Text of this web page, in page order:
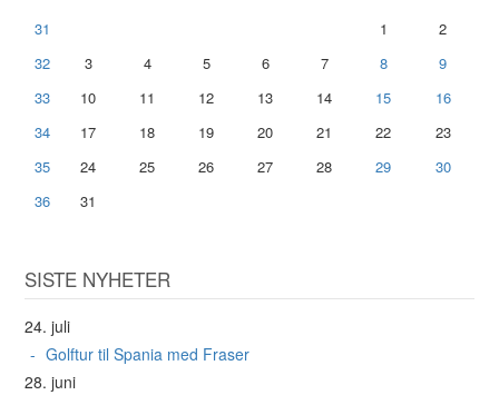
31 1
2
32
3 4 5 6 7 8
9
33
10 11 12 13 14 15
16
34
17 18 19 20 21 22
23
35
24 25 26 27 28 29
30
36
31
SISTE NYHETER
24. juli
Golftur til Spania med Fraser
28. juni